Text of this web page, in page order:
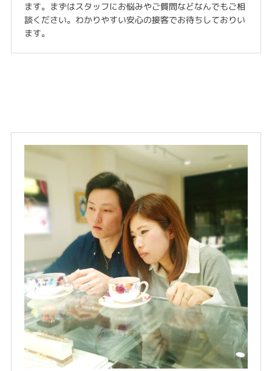
ます。まずはスタッフにお悩みやご質問などなんでもご相
談ください。わかりやすい安心の接客でお待ちしておりい
ます。